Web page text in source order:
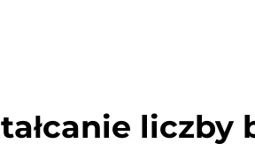
liczby